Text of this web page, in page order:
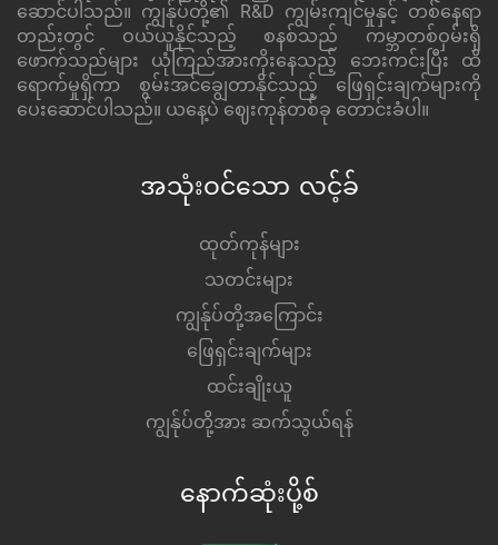
ဆောင်ပါသည်။ ကျွန်ုပ်တို့၏ R&D ကျွမ်းကျင်မှုနှင့် တစ်နေရာ
တည်းတွင် ဝယ်ယူနိုင်သည့် စနစ်သည် ကမ္ဘာတစ်ဝှမ်းရှိ
ဖောက်သည်များ ယုံကြည်အားကိုးနေသည့် ဘေးကင်းပြီး ထိ
ရောက်မှုရှိကာ စွမ်းအင်ချွေတာနိုင်သည့် ဖြေရှင်းချက်များကို
ပေးဆောင်ပါသည်။ ယနေ့ပဲ ဈေးကုန်တစ်ခု တောင်းခံပါ။
အသုံးဝင်သော လင့်ခ်
ထုတ်ကုန်များ
သတင်းများ
ကျွန်ုပ်တို့အကြောင်း
ဖြေရှင်းချက်များ
ထင်းချိုးယူ
ကျွန်ုပ်တို့အား ဆက်သွယ်ရန်
နောက်ဆုံးပို့စ်